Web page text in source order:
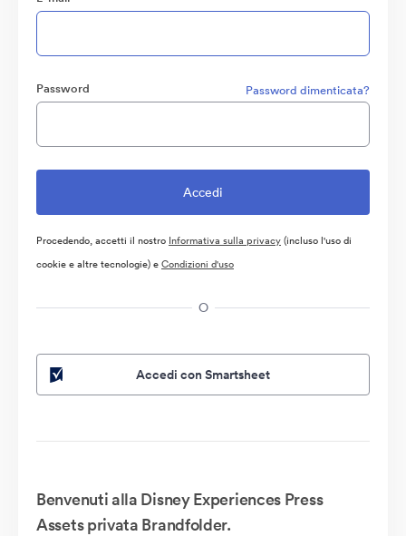
Password Password dimenticata?
Procedendo, accetti il nostro Informativa sulla privacy(incluso l'uso di
cookie e altre tecnologie) eCondizioni d'uso
O
Accedi con Smartsheet
Benvenuti alla Disney Experiences Press
Assets privata Brandfolder.